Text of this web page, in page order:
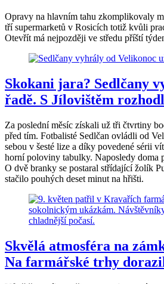
Opravy na hlavním tahu zkomplikovaly
tří supermarketů v Rosicích totiž kvůli
Otevřít má nejpozději ve středu příští
Skokani jara? Sedlčany
řadě. S Jílovištěm
Za poslední měsíc získali už tři čtvrtiny
před tím. Fotbalisté Sedlčan ovládli od
sebou v šesté lize a díky povedené sérii
horní poloviny tabulky. Naposledy doma
O dvě branky se postaral střídající žolík
stačilo pouhých deset minut na hřišti.
Skvělá atmosféra na
Na farmářské trhy